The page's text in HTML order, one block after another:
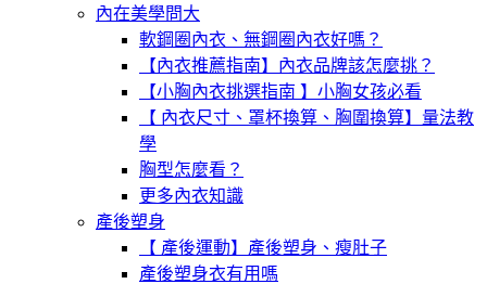
內在美學問大
軟鋼圈內衣、無鋼圈內衣好嗎？
【內衣推薦指南】內衣品牌該怎麼挑？
【小胸內衣挑選指南 】小胸女孩必看
【 內衣尺寸、罩杯換算、胸圍換算】量法教
學
胸型怎麼看？
更多內衣知識
產後塑身
【 產後運動】產後塑身、瘦肚子
產後塑身衣有用嗎